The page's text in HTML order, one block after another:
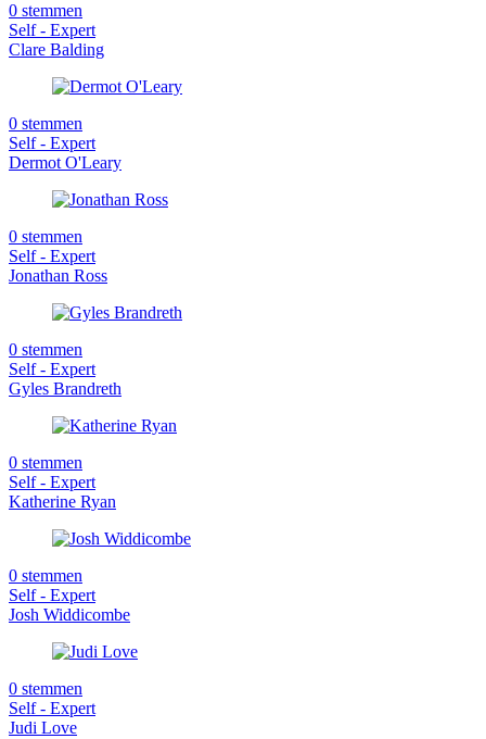
0 stemmen
Self - Expert
Clare Balding
0 stemmen
Self - Expert
Dermot O'Leary
0 stemmen
Self - Expert
Jonathan Ross
0 stemmen
Self - Expert
Gyles Brandreth
0 stemmen
Self - Expert
Katherine Ryan
0 stemmen
Self - Expert
Josh Widdicombe
0 stemmen
Self - Expert
Judi Love